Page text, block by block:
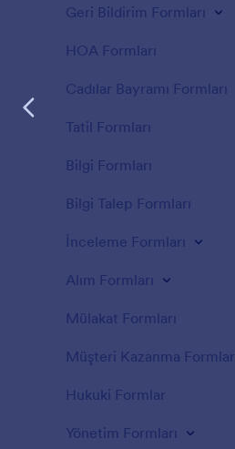
Geri Bildirim Formları
HOA Formları
Cadılar Bayramı Formları
Tatil Formları
Bilgi Formları
Bilgi Talep Formları
İnceleme Formları
Alım Formları
Mülakat Formları
Müşteri Kazanma Formları
Hukuki Formlar
Yönetim Formları